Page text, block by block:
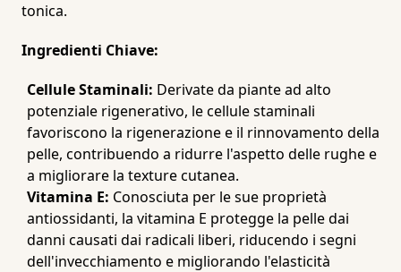
tonica.
Ingredienti Chiave:
Cellule Staminali: Derivate da piante ad alto
potenziale rigenerativo, le cellule staminali
favoriscono la rigenerazione e il rinnovamento della
pelle, contribuendo a ridurre l'aspetto delle rughe e
a migliorare la texture cutanea.
Vitamina E: Conosciuta per le sue proprietà
antiossidanti, la vitamina E protegge la pelle dai
danni causati dai radicali liberi, riducendo i segni
dell'invecchiamento e migliorando l'elasticità